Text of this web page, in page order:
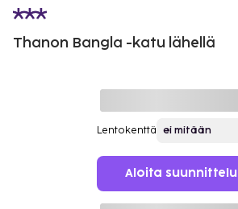
Thanon Bangla -katu lähellä
Lentokenttä
Aloita suunnittelu